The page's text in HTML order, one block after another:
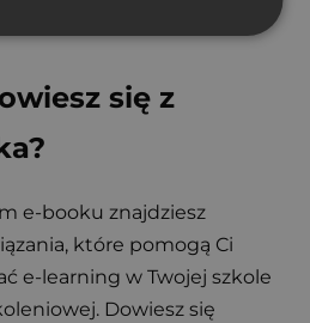
się z
e-booku znajdziesz
które pomogą Ci
e-learning w Twojej szkole
Dowiesz się